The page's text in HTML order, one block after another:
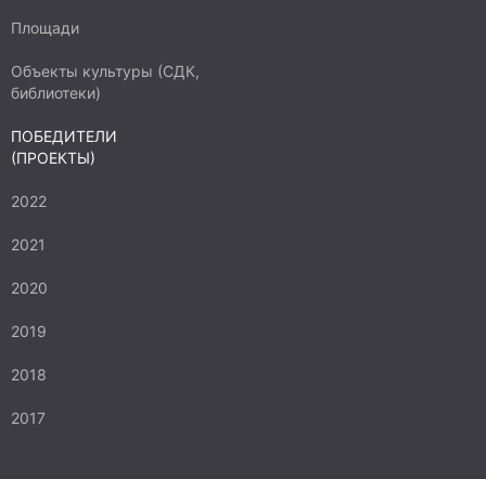
Площади
Объекты культуры (СДК,
библиотеки)
ПОБЕДИТЕЛИ
(ПРОЕКТЫ)
2022
2021
2020
2019
2018
2017